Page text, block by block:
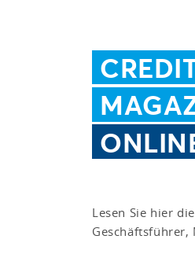
Lesen Sie hier
Geschäftsführer,